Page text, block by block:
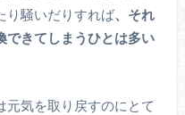
り騒いだりすれば、それ
できてしまうひとは多い
元気を取り戻すのにとて